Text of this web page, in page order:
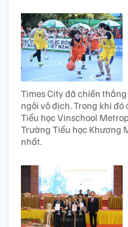
Times City đã chiến
ngôi vô địch. Trong khi
Tiểu học Vinschool
Trường Tiểu học Khương
nhất.